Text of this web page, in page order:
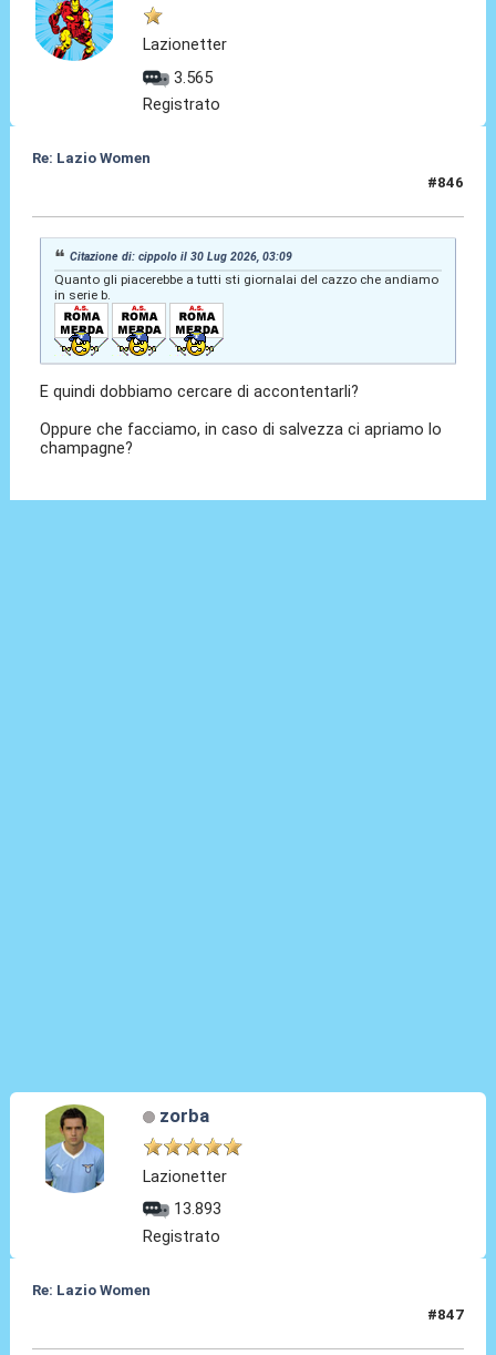
Lazionetter
3.565
Registrato
Re: Lazio Women
#846
Citazione di: cippolo il 30 Lug 2026, 03:09
Quanto gli piacerebbe a tutti sti giornalai del cazzo che andiamo
in serie b.
E quindi dobbiamo cercare di accontentarli?
Oppure che facciamo, in caso di salvezza ci apriamo lo
champagne?
zorba
Lazionetter
13.893
Registrato
Re: Lazio Women
#847